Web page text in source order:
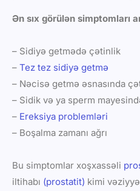
Ən sıx görülən simptomları
– Sidiyə getmədə çətinlik
– Tez tez sidiyə getmə
– Nəcisə getmə əsnasında
– Sidik və ya sperm
– Ereksiya problemləri
– Boşalma zamanı ağrı
Bu simptomlar xoşxassəli
iltihabı (prostatit) kimi